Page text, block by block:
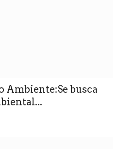
Ambiente:Se busca